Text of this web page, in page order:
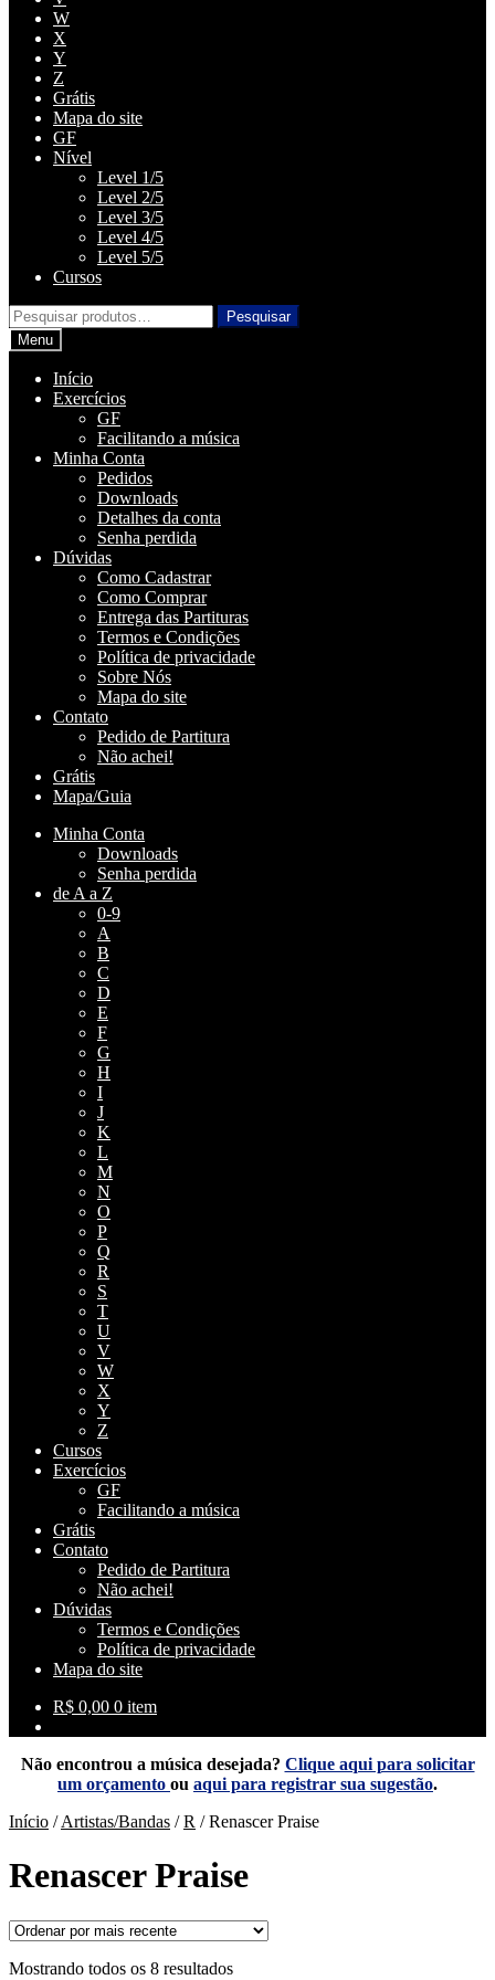
W
X
Y
Z
Grátis
Mapa do site
GF
Nível
Level 1/5
Level 2/5
Level 3/5
Level 4/5
Level 5/5
Cursos
Pesquisar
por:
Pesquisar
Menu
Início
Exercícios
GF
Facilitando a música
Minha Conta
Pedidos
Downloads
Detalhes da conta
Senha perdida
Dúvidas
Como Cadastrar
Como Comprar
Entrega das Partituras
Termos e Condições
Política de privacidade
Sobre Nós
Mapa do site
Contato
Pedido de Partitura
Não achei!
Grátis
Mapa/Guia
Minha Conta
Downloads
Senha perdida
de A a Z
0-9
A
B
C
D
E
F
G
H
I
J
K
L
M
N
O
P
Q
R
S
T
U
V
W
X
Y
Z
Cursos
Exercícios
GF
Facilitando a música
Grátis
Contato
Pedido de Partitura
Não achei!
Dúvidas
Termos e Condições
Política de privacidade
Mapa do site
R$ 0,00 0 item
Não encontrou a música desejada? Clique aqui para solicitar
um orçamento ou aqui para registrar sua sugestão.
Início /Artistas/Bandas /R /Renascer Praise
Renascer Praise
Mostrando todos os 8 resultadosClassificado